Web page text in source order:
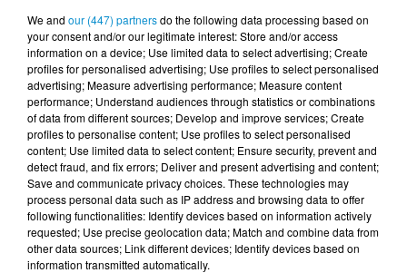
DERNIERS PODCASTS
24 juillet 2026
Les Zinformés - 24/07/26
We and our (447) partnersdo the following data processing based on
your consent and/or our legitimate interest: Store and/or access
information on a device; Use limited data to select advertising; Create
profiles for personalised advertising; Use profiles to select personalised
advertising; Measure advertising performance; Measure content
performance; Understand audiences through statistics or combinations
of data from different sources; Develop and improve services; Create
profiles to personalise content; Use profiles to select personalised
content; Use limited data to select content; Ensure security, prevent and
detect fraud, and fix errors; Deliver and present advertising and content;
Save and communicate privacy choices. These technologies may
process personal data such as IP address and browsing data to offer
following functionalities: Identify devices based on information actively
requested; Use precise geolocation data; Match and combine data from
other data sources; Link different devices; Identify devices based on
information transmitted automatically.